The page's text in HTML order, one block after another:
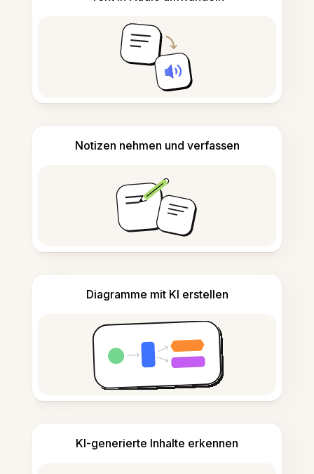
Notizen nehmen und verfassen
Diagramme mit KI erstellen
KI-generierte Inhalte erkennen